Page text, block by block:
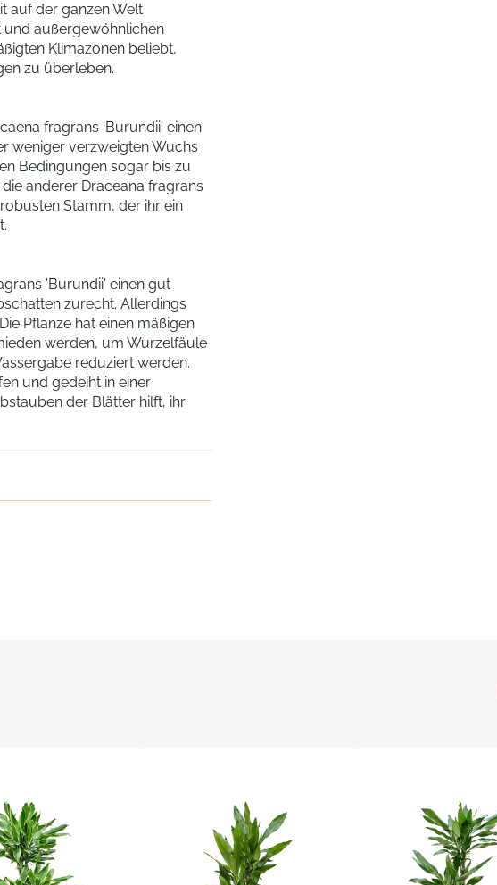
auf der ganzen Welt
und außergewöhnlichen
Klimazonen beliebt,
zu überleben.
fragrans 'Burundii' einen
weniger verzweigten Wuchs
Bedingungen sogar bis zu
anderer Draceana fragrans
Stamm, der ihr ein
'Burundii' einen gut
zurecht. Allerdings
Pflanze hat einen mäßigen
werden, um Wurzelfäule
reduziert werden.
und gedeiht in einer
der Blätter hilft, ihr